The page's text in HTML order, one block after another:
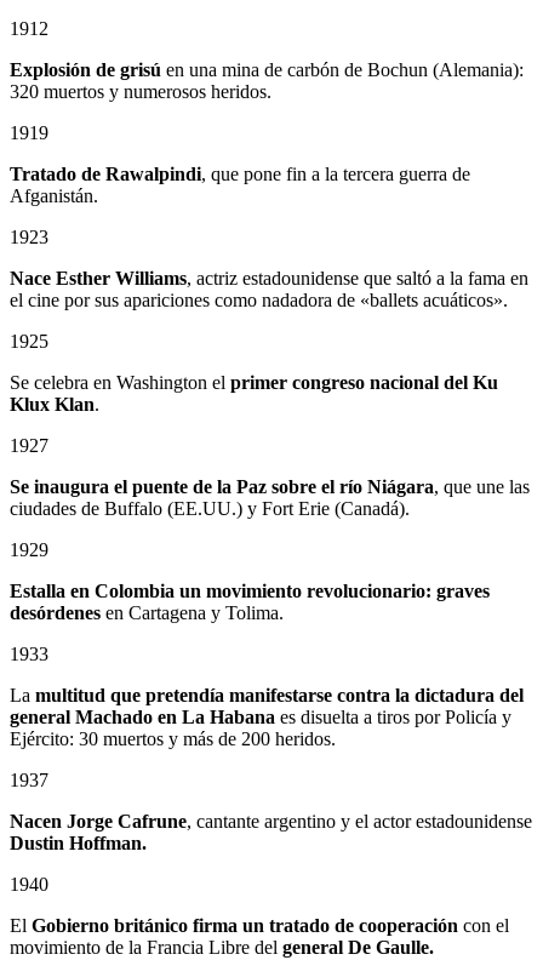
1912
Explosión de grisú en una mina de carbón de Bochun (Alemania):
320 muertos y numerosos heridos.
1919
Tratado de Rawalpindi, que pone fin a la tercera guerra de
Afganistán.
1923
Nace Esther Williams, actriz estadounidense que saltó a la fama en
el cine por sus apariciones como nadadora de «ballets acuáticos».
1925
Se celebra en Washington el primer congreso nacional del Ku
Klux Klan.
1927
Se inaugura el puente de la Paz sobre el río Niágara, que une las
ciudades de Buffalo (EE.UU.) y Fort Erie (Canadá).
1929
Estalla en Colombia un movimiento revolucionario: graves
desórdenes en Cartagena y Tolima.
1933
La multitud que pretendía manifestarse contra la dictadura del
general Machado en La Habana es disuelta a tiros por Policía y
Ejército: 30 muertos y más de 200 heridos.
1937
Nacen Jorge Cafrune, cantante argentino y el actor estadounidense
Dustin Hoffman.
1940
El Gobierno británico firma un tratado de cooperación con el
movimiento de la Francia Libre del general De Gaulle.